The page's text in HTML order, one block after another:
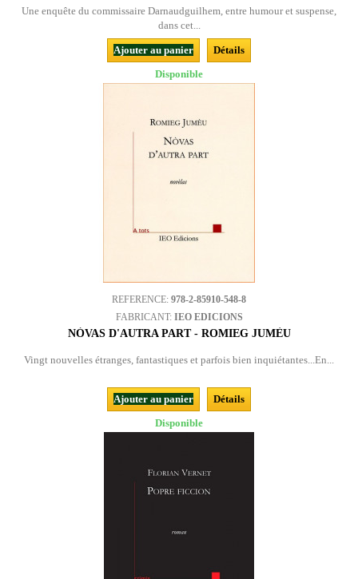
Une enquête du commissaire Darnaudguilhem, entre humour et suspense,
dans cet...
Ajouter au panier
Détails
Disponible
REFERENCE: 978-2-85910-548-8
FABRICANT: IEO EDICIONS
NÒVAS D'AUTRA PART - ROMIEG JUMÈU
Vingt nouvelles étranges, fantastiques et parfois bien inquiétantes...En...
Ajouter au panier
Détails
Disponible